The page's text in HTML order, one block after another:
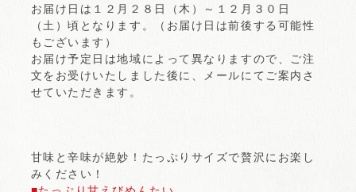
お届け日は１２月２８日（木）～１２月３０日
（土）頃となります。（お届け日は前後する可能性
もございます）
お届け予定日は地域によって異なりますので、ご注
文をお受けいたしました後に、メールにてご案内さ
せていただきます。
甘味と辛味が絶妙！たっぷりサイズで贅沢にお楽し
みください！